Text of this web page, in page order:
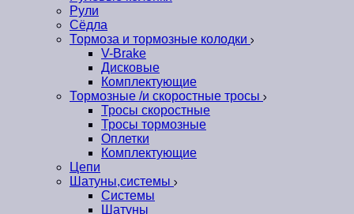
Рули
Сёдла
Тормоза и тормозные колодки
V-Brake
Дисковые
Комплектующие
Тормозные /и скоростные тросы
Тросы скоростные
Тросы тормозные
Оплетки
Комплектующие
Цепи
Шатуны,системы
Системы
Шатуны